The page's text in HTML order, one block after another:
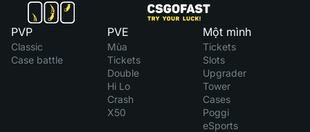
PVP
Classic
Case battle
PVE
Mùa
Tickets
Double
Hi Lo
Crash
X50
Một mình
Tickets
Slots
Upgrader
Tower
Cases
Poggi
eSports